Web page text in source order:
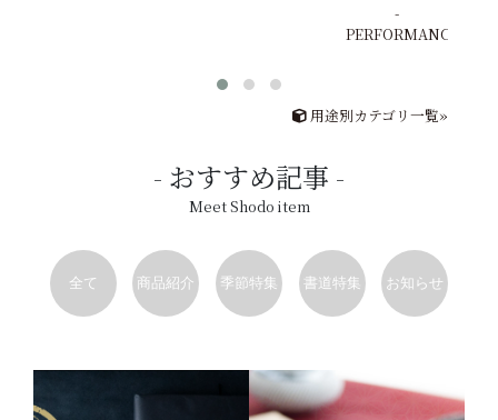
PERFORMANCE
用途別カテゴリ一覧»
おすすめ記事
Meet Shodo item
全て 商品紹介 季節特集 書道特集 お知らせ